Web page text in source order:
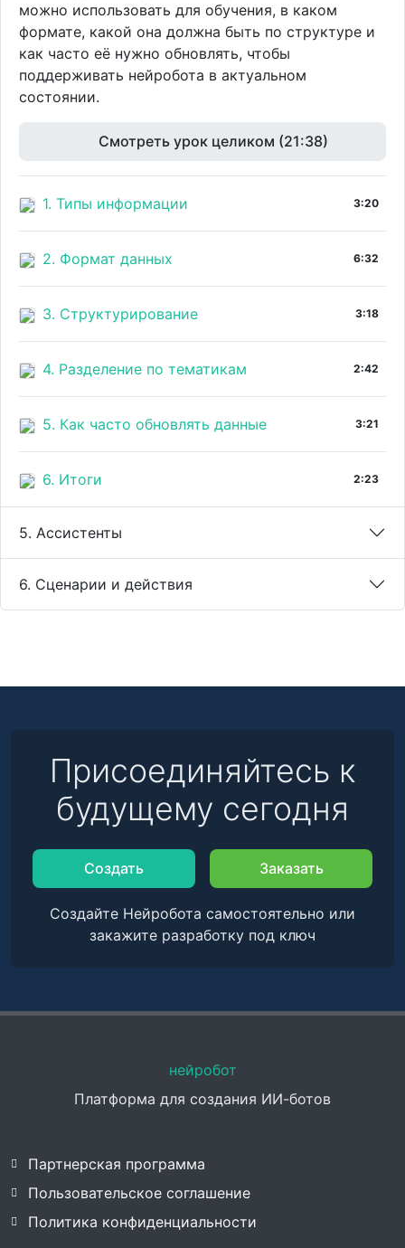
можно использовать для обучения, в каком
формате, какой она должна быть по структуре и
как часто её нужно обновлять, чтобы
поддерживать нейробота в актуальном
состоянии.
Смотреть урок целиком (21:38)
1. Типы информации 3:20
2. Формат данных 6:32
3. Структурирование 3:18
4. Разделение по тематикам 2:42
5. Как часто обновлять данные 3:21
6. Итоги 2:23
5. Ассистенты
6. Сценарии и действия
Присоединяйтесь к
будущему сегодня
Создать Заказать
Создайте Нейробота самостоятельно или
закажите разработку под ключ
нейробот
Платформа для создания ИИ-ботов
Партнерская программа
Пользовательское соглашение
Политика конфиденциальности